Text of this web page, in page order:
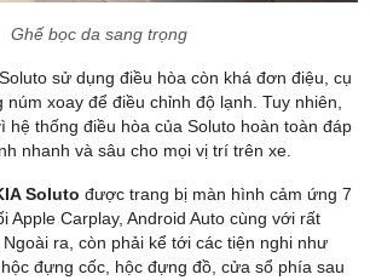
Ghế bọc da sang trọng
sử dụng điều hòa còn khá đơn điệu, cụ
xoay để điều chỉnh độ lạnh. Tuy nhiên,
hệ thống điều hòa của Soluto hoàn toàn đáp
nhanh và sâu cho mọi vị trí trên xe.
Soluto được trang bị màn hình cảm ứng 7
Apple Carplay, Android Auto cùng với rất
ra, còn phải kể tới các tiện nghi như
đựng cốc, hộc đựng đồ, cửa sổ phía sau